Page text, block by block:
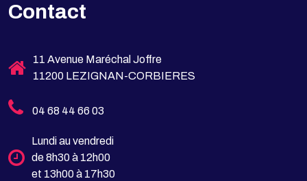
Contact
11 Avenue Maréchal Joffre
11200 LEZIGNAN-CORBIERES
04 68 44 66 03
Lundi au vendredi
de 8h30 à 12h00
et 13h00 à 17h30